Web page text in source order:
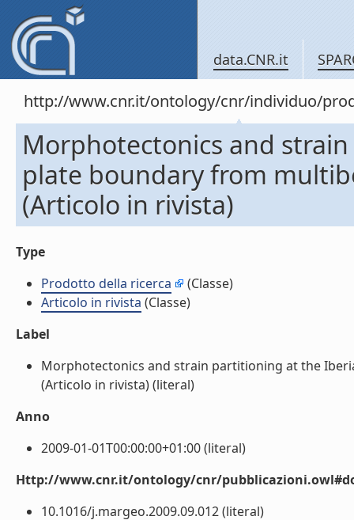
data.CNR.it
http://www.cnr.it/ontology/cnr/individuo/
Morphotectonics and
plate boundary from
(Articolo in rivista)
Type
Prodotto della ricerca
(Classe)
Articolo in rivista (Classe)
Label
Morphotectonics and strain partitioning at the
(Articolo in rivista) (literal)
Anno
2009-01-01T00:00:00+01:00 (literal)
Http://www.cnr.it/ontology/cnr/
10.1016/j.margeo.2009.09.012 (literal)